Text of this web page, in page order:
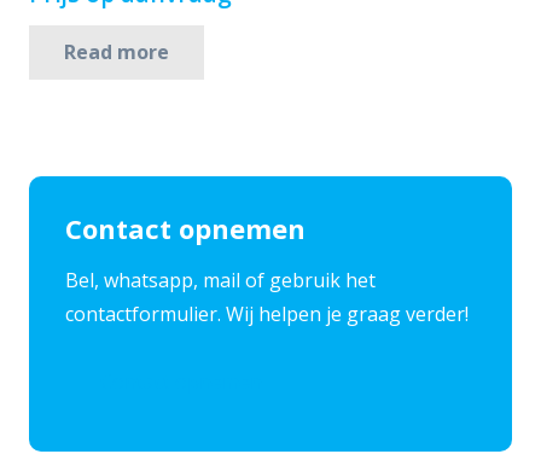
Read more
Contact opnemen
​Bel, whatsapp, mail of gebruik het
contactformulier. Wij helpen je graag verder!